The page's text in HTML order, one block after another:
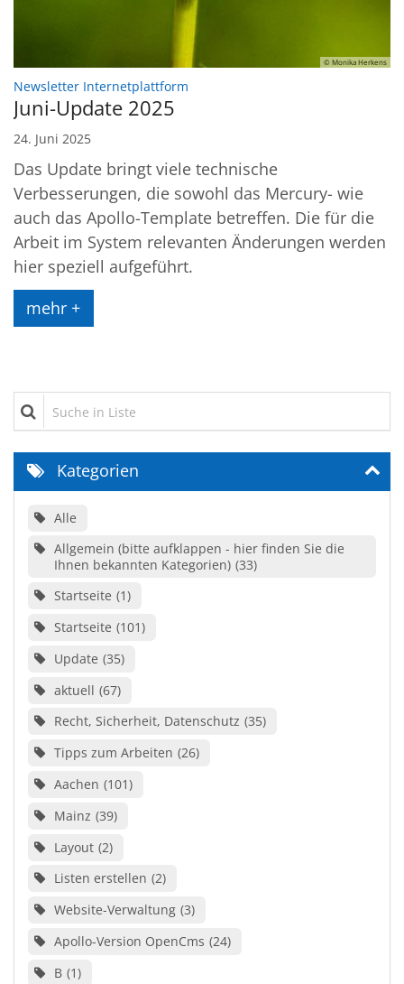
© Monika Herkens
Newsletter Internetplattform
Juni-Update 2025
24. Juni 2025
Das Update bringt viele technische
Verbesserungen, die sowohl das Mercury- wie
auch das Apollo-Template betreffen. Die für die
Arbeit im System relevanten Änderungen werden
hier speziell aufgeführt.
mehr +
Suche in Liste
Kategorien
Alle
Allgemein (bitte aufklappen - hier finden Sie die
Ihnen bekannten Kategorien) 33
Startseite 1
Startseite 101
Update 35
aktuell 67
Recht, Sicherheit, Datenschutz 35
Tipps zum Arbeiten 26
Aachen 101
Mainz 39
Layout 2
Listen erstellen 2
Website-Verwaltung 3
Apollo-Version OpenCms 24
B 1